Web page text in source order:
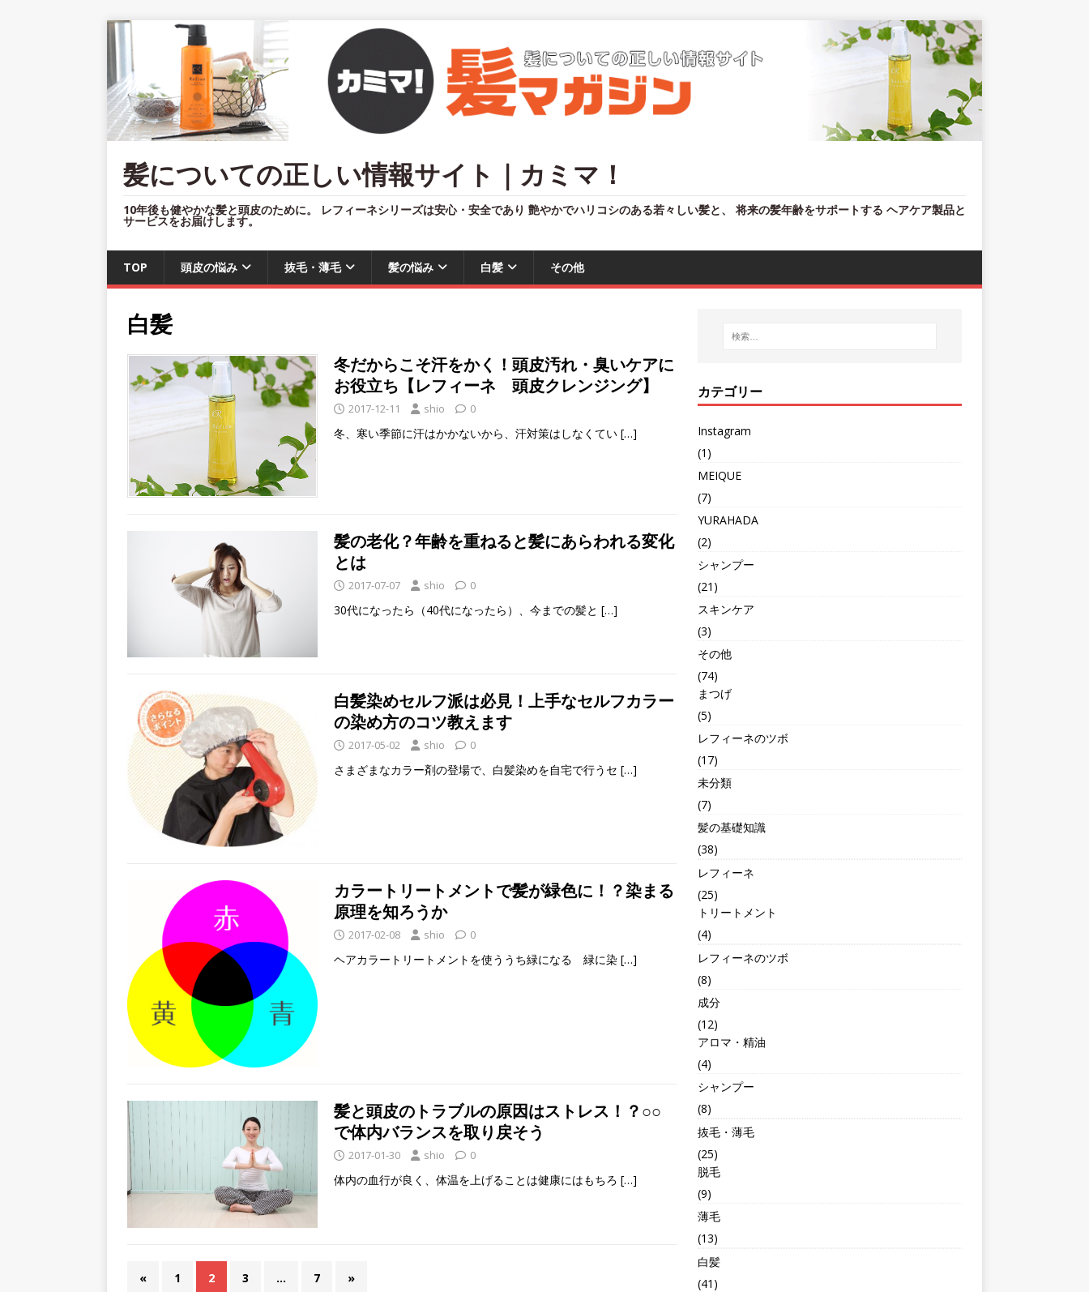
髪についての正しい情報サイト｜カミマ！
10年後も健やかな髪と頭皮のために。 レフィーネシリーズは安心・安全であり 艶やかでハリコシのある若々しい髪と、 将来の髪年齢をサポートする ヘアケア製品と
サービスをお届けします。
TOP 頭皮の悩み 抜毛・薄毛 髪の悩み 白髪 その他
白髪
冬だからこそ汗をかく！頭皮汚れ・臭いケアに
お役立ち【レフィーネ 頭皮クレンジング】
2017-12-11 shio 0
冬、寒い季節に汗はかかないから、汗対策はしなくてい […]
髪の老化？年齢を重ねると髪にあらわれる変化
とは
2017-07-07 shio 0
30代になったら（40代になったら）、今までの髪と […]
白髪染めセルフ派は必見！上手なセルフカラー
の染め方のコツ教えます
2017-05-02 shio 0
さまざまなカラー剤の登場で、白髪染めを自宅で行うセ […]
カラートリートメントで髪が緑色に！？染まる
原理を知ろうか
2017-02-08 shio 0
ヘアカラートリートメントを使ううち緑になる 緑に染 […]
髪と頭皮のトラブルの原因はストレス！？○○
で体内バランスを取り戻そう
2017-01-30 shio 0
体内の血行が良く、体温を上げることは健康にはもちろ […]
« 1 2 3 … 7 »
カテゴリー
Instagram
(1)
MEIQUE
(7)
YURAHADA
(2)
シャンプー
(21)
スキンケア
(3)
その他
(74)
まつげ
(5)
レフィーネのツボ
(17)
未分類
(7)
髪の基礎知識
(38)
レフィーネ
(25)
トリートメント
(4)
レフィーネのツボ
(8)
成分
(12)
アロマ・精油
(4)
シャンプー
(8)
抜毛・薄毛
(25)
脱毛
(9)
薄毛
(13)
白髪
(41)